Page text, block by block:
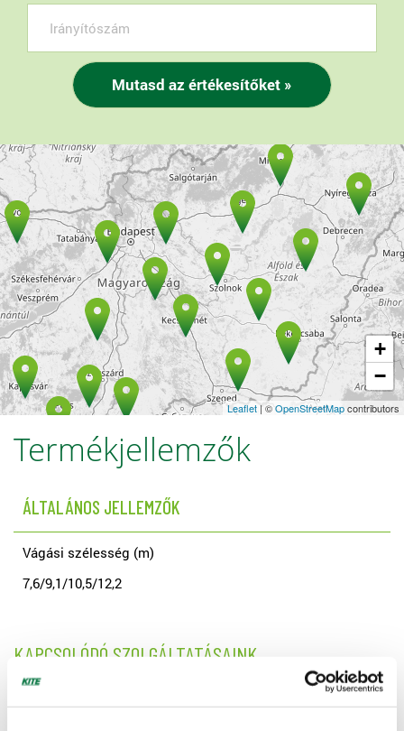
+
−
Leaflet | ©OpenStreetMapcontributors
Termékjellemzők
ÁLTALÁNOS JELLEMZŐK
Vágási szélesség (m)
7,6/9,1/10,5/12,2
KAPCSOLÓDÓ SZOLGÁLTATÁSAINK
KITE Hiteliroda